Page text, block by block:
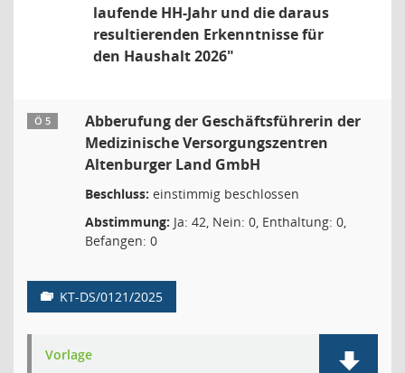
laufende HH-Jahr und die daraus
resultierenden Erkenntnisse für
den Haushalt 2026"
Ö 5
Abberufung der Geschäftsführerin der
Medizinische Versorgungszentren
Altenburger Land GmbH
Beschluss: einstimmig beschlossen
Abstimmung: Ja: 42, Nein: 0, Enthaltung: 0,
Befangen: 0
KT-DS/0121/2025
Vorlage